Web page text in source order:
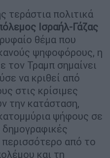
τεράστια πολιτικά
Ισραήλ-Γάζας
θέμα που
ψηφοφόρους, η
τον Τραμπ σημαίνει
να κριθεί από
στις κρίσιμες
την κατάσταση,
ψήφους σε
δημογραφικές
από το
και τη